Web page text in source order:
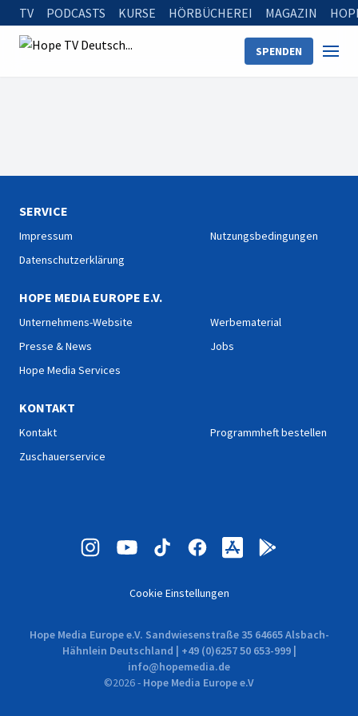
TV PODCASTS KURSE HÖRBÜCHEREI MAGAZIN
SPENDEN
SERVICE
Impressum
Datenschutzerklärung
Nutzungsbedingungen
HOPE MEDIA EUROPE E.V.
Unternehmens-Website
Presse & News
Hope Media Services
Werbematerial
Jobs
KONTAKT
Kontakt
Zuschauerservice
Programmheft bestellen
Cookie Einstellungen
Hope Media Europe e.V. Sandwiesenstraße 35 64665 Alsbach-
Hähnlein Deutschland | +49 (0)6257 50 653-999 |
info@hopemedia.de
©2026- Hope Media Europe e.V